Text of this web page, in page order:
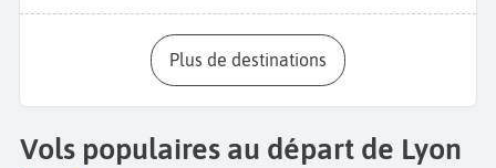
Plus de destinations
Vols populaires au départ de Lyon